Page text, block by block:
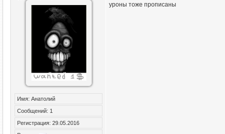
Имя: Анатолий
Сообщений: 1
Регистрация: 29.05.2016
уроны тоже прописаны